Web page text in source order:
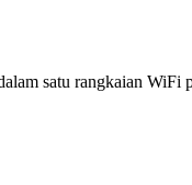
satu rangkaian WiFi